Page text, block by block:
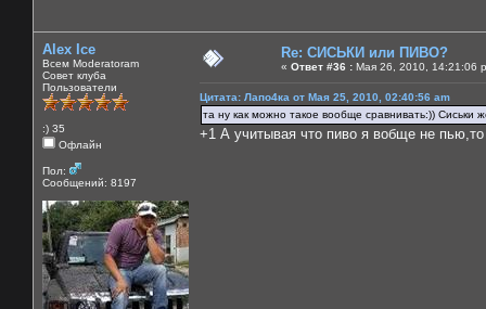
Alex Ice
Всем Moderatoram
Совет клуба
Пользователи
:) 35
Офлайн
Пол:
Сообщений: 8197
Re: СИСЬКИ или ПИВО?
« Ответ #36 : Мая 26, 2010, 14:21:06
Цитата: Лапо4ка от Мая 25, 2010, 02:40:56 am
та ну как можно такое вообще сравнивать:)) Сиськи
+1 А учитывая что пиво я вобще не